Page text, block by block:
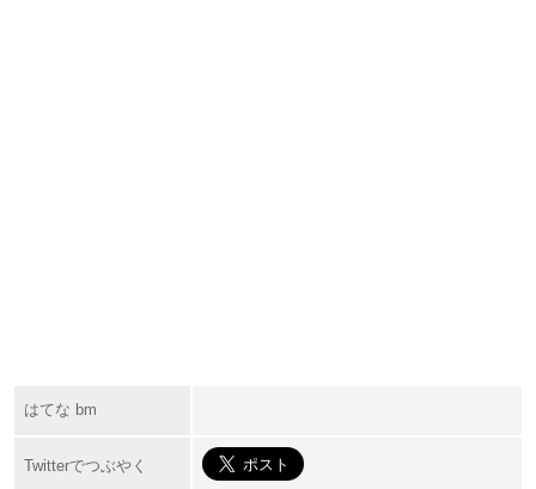
はてな bm
Twitterでつぶやく